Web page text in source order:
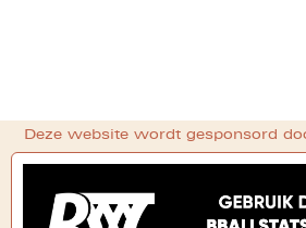
Deze website wordt gesponsord